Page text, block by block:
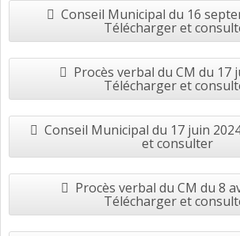
Conseil Municipal du 16
Télécharger et
Procès verbal du CM du 17
Télécharger et
Conseil Municipal du 17 juin
et consulter
Procès verbal du CM du 8
Télécharger et